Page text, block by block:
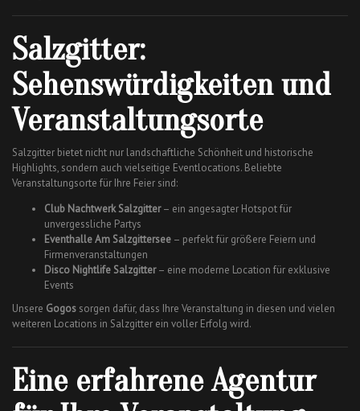
Salzgitter:
Sehenswürdigkeiten und
Veranstaltungsorte
Salzgitter bietet nicht nur landschaftliche Schönheit und historische
Highlights, sondern auch vielseitige Eventlocations. Beliebte
Veranstaltungsorte für Ihre Feier sind:
Club Nachtwerk Salzgitter– ein angesagter Hotspot für
unvergessliche Partys
Eventhalle Am Salzgittersee – perfekt für größere Feiern und
Firmenveranstaltungen
Disco Nightlife Salzgitter– eine moderne Location für exklusive
Events
Unsere Gogos sorgen dafür, dass Ihre Veranstaltung in diesen und vielen
weiteren Locations in Salzgitter ein voller Erfolg wird.
Eine erfahrene Agentur